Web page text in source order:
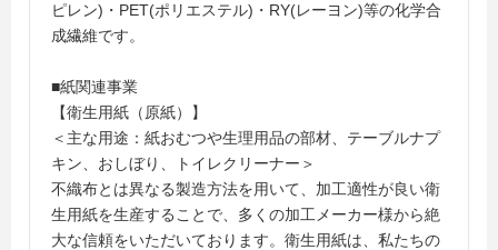
ピレン)・PET(ポリエステル)・RY(レーヨン)等の化学合
成繊維です。
■紙関連事業
【衛生用紙（原紙）】
＜主な用途：紙おむつや生理用品の部材、テーブルナプ
キン、おしぼり、トイレクリーナー＞
不織布とは異なる製造方法を用いて、加工適性が良い衛
生用紙を生産することで、多くの加工メーカー様から絶
大な信頼をいただいております。衛生用紙は、私たちの